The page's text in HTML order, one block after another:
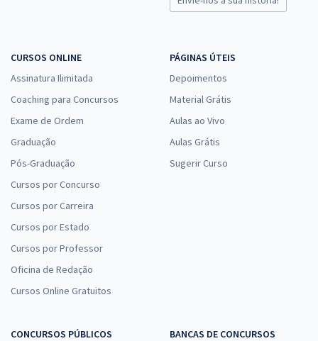
CURSOS ONLINE
Assinatura Ilimitada
Coaching para Concursos
Exame de Ordem
Graduação
Pós-Graduação
Cursos por Concurso
Cursos por Carreira
Cursos por Estado
Cursos por Professor
Oficina de Redação
Cursos Online Gratuitos
PÁGINAS ÚTEIS
Depoimentos
Material Grátis
Aulas ao Vivo
Aulas Grátis
Sugerir Curso
CONCURSOS PÚBLICOS
BANCAS DE CONCURSOS